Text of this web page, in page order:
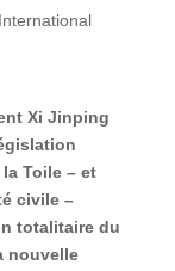
International
Xi Jinping
Toile – et
civile –
totalitaire du
nouvelle